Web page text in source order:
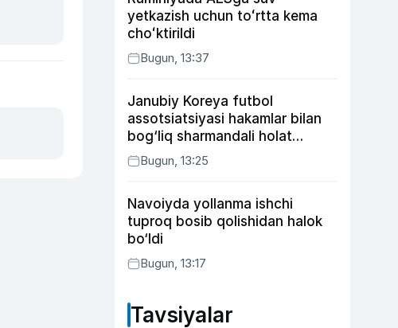
yetkazish uchun toʻrtta kema
choʻktirildi
Bugun, 13:37
Janubiy Koreya futbol
assotsiatsiyasi hakamlar bilan
bog‘liq sharmandali holat
bo‘yicha bayonot berdi
Bugun, 13:25
Navoiyda yollanma ishchi
tuproq bosib qolishidan halok
bo‘ldi
Bugun, 13:17
Tavsiyalar